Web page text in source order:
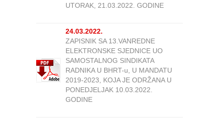
UTORAK, 21.03.2022. GODINE
24.03.2022.
ZAPISNIK SA 13.VANREDNE
ELEKTRONSKE SJEDNICE UO
SAMOSTALNOG SINDIKATA
RADNIKA U BHRT-u, U MANDATU
2019-2023, KOJA JE ODRŽANA U
PONEDJELJAK 10.03.2022.
GODINE